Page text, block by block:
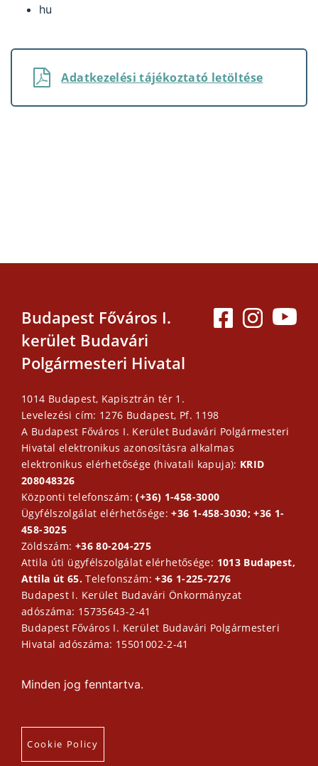
hu
Adatkezelési tájékoztató letöltése
Budapest Főváros I.
kerület Budavári
Polgármesteri Hivatal
1014 Budapest, Kapisztrán tér 1.
Levelezési cím: 1276 Budapest, Pf. 1198
A Budapest Főváros I. Kerület Budavári Polgármesteri
Hivatal elektronikus azonosításra alkalmas
elektronikus elérhetősége (hivatali kapuja): KRID
208048326
Központi telefonszám:(+36) 1-458-3000
Ügyfélszolgálat elérhetősége:+36 1-458-3030; +36 1-
458-3025
Zöldszám: +36 80-204-275
Attila úti ügyfélszolgálat elérhetősége: 1013 Budapest,
Attila út 65.Telefonszám:+36 1-225-7276
Budapest I. Kerület Budavári Önkormányzat
adószáma: 15735643-2-41
Budapest Főváros I. Kerület Budavári Polgármesteri
Hivatal adószáma: 15501002-2-41
Minden jog fenntartva.
Cookie Policy